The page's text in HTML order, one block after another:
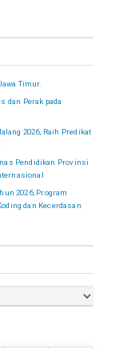
Timur.
dan Perak pada
2026, Raih Predikat
Pendidikan Provinsi
2026, Program
dan Kecerdasan